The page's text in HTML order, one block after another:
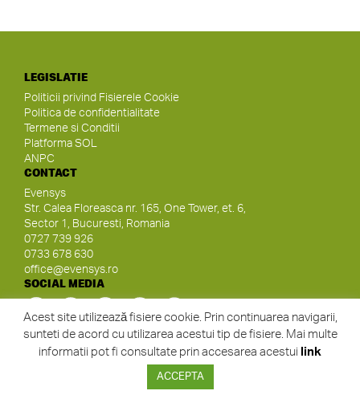
LEGISLATIE
Politicii privind Fisierele Cookie
Politica de confidentialitate
Termene si Conditii
Platforma SOL
ANPC
CONTACT
Evensys
Str. Calea Floreasca nr. 165, One Tower, et. 6,
Sector 1, Bucuresti, Romania
0727 739 926
0733 678 630
office@evensys.ro
SOCIAL MEDIA
www.evensys.ro
Acest site utilizează fisiere cookie. Prin continuarea navigarii,
sunteti de acord cu utilizarea acestui tip de fisiere. Mai multe
informatii pot fi consultate prin accesarea acestui link
ACCEPTA